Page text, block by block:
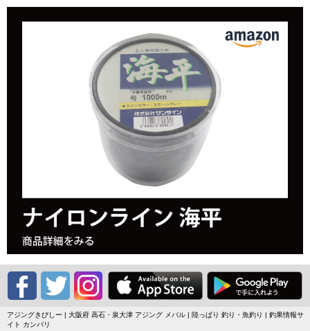
アジングきびしー | 大阪府 高石・泉大津 アジング メバル | 陸っぱり 釣り・魚釣り | 釣果情報サ
イト カンパリ